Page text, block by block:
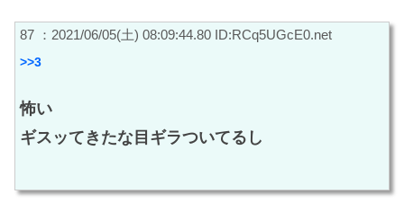
87 ：2021/06/05(土) 08:09:44.80 ID:RCq5UGcE0.net
>>3
怖い
ギスッてきたな目ギラついてるし